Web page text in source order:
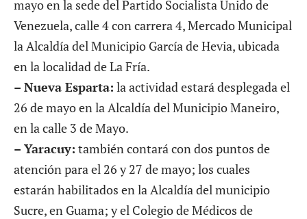
mayo en la sede del Partido Socialista Unido de
Venezuela, calle 4 con carrera 4, Mercado Municipal
la Alcaldía del Municipio García de Hevia, ubicada
en la localidad de La Fría.
– Nueva Esparta: la actividad estará desplegada el
26 de mayo en la Alcaldía del Municipio Maneiro,
en la calle 3 de Mayo.
– Yaracuy: también contará con dos puntos de
atención para el 26 y 27 de mayo; los cuales
estarán habilitados en la Alcaldía del municipio
Sucre, en Guama; y el Colegio de Médicos de